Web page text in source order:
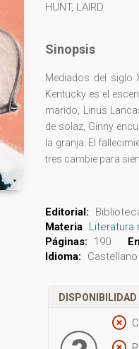
HUNT, LAIRD
Sinopsis
Mediados del siglo
Kentucky es el
marido, Linus
de solaz, Ginny
la granja. El
tres cambie para
esa época no deja
con la que el
una venganza.
de la intensidad
su crueldad, su
Editorial:
Materia Literatura
Páginas:
190
Idioma:
Castellano
DISPONIBILIDAD